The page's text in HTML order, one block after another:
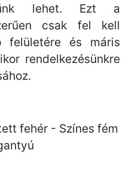
lehet. Ezt a
csak fel kell
felületére és máris
rendelkezésünkre